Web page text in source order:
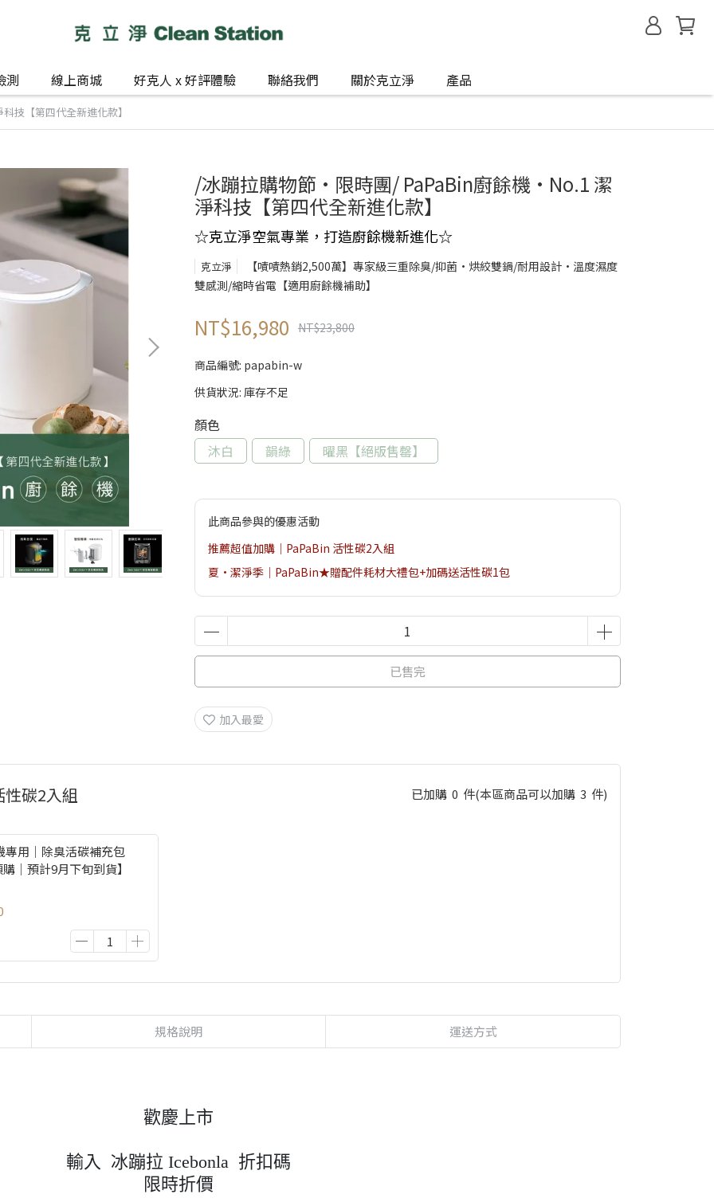
測 線上商城 好克人 x 好評體驗 聯絡我們 關於克立淨 產品
技【第四代全新進化款】
/冰蹦拉購物節•限時團/ PaPaBin廚餘機•No.1 潔
淨科技【第四代全新進化款】
☆克立淨空氣專業，打造廚餘機新進化☆
克立淨
【嘖嘖熱銷2,500萬】專家級三重除臭/抑菌•烘絞雙鍋/耐用設計•溫度濕度
雙感測/縮時省電【適用廚餘機補助】
NT$16,980 NT$23,800
商品編號: papabin-w
供貨狀況: 庫存不足
顏色
沐白
韻綠 曜黑【絕版售罄】
此商品參與的優惠活動
推薦超值加購｜PaPaBin 活性碳2入組
夏•潔淨季｜PaPaBin★贈配件耗材大禮包+加碼送活性碳1包
已售完
加入最愛
碳2入組 已加購 0 件(本區商品可以加購 3 件)
專用｜除臭活碳補充包
｜預計9月下旬到貨】
規格說明 運送方式
歡慶上市
輸入 冰蹦拉 Icebonla 折扣碼
限時折價